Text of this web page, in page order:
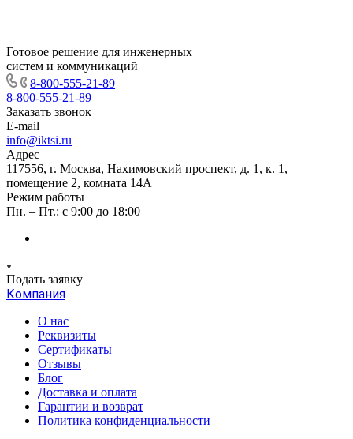
Готовое решение для инженерных
систем и коммуникаций
8-800-555-21-89
8-800-555-21-89
Заказать звонок
E-mail
info@iktsi.ru
Адрес
117556, г. Москва, Нахимовский проспект, д. 1, к. 1,
помещение 2, комната 14А
Режим работы
Пн. – Пт.: с 9:00 до 18:00
Подать заявку
Компания
О нас
Реквизиты
Сертификаты
Отзывы
Блог
Доставка и оплата
Гарантии и возврат
Политика конфиденциальности